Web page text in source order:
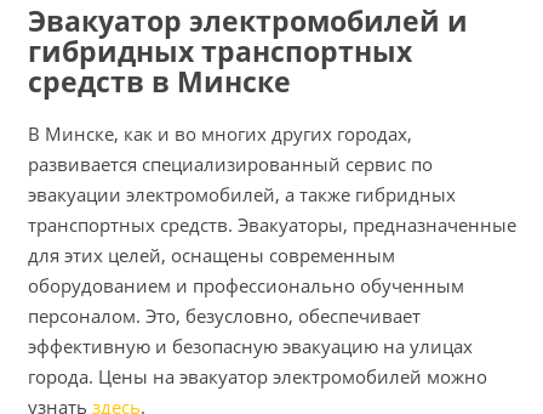
Эвакуатор электромобилей и
гибридных транспортных
средств в Минске
В Минске, как и во многих других городах,
развивается специализированный сервис по
эвакуации электромобилей, а также гибридных
транспортных средств. Эвакуаторы, предназначенные
для этих целей, оснащены современным
оборудованием и профессионально обученным
персоналом. Это, безусловно, обеспечивает
эффективную и безопасную эвакуацию на улицах
города. Цены на эвакуатор электромобилей можно
узнать здесь.